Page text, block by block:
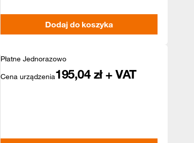
Dodaj do koszyka
Płatne Jednorazowo
Cena urządzenia195,04 zł + VAT